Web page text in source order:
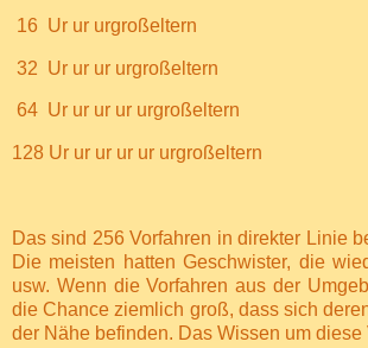
16 Ur ur urgroßeltern
32 Ur ur ur urgroßeltern
64 Ur ur ur ur urgroßeltern
128 Ur ur ur ur ur urgroßeltern
Das sind 256 Vorfahren in direkter Linie
Die meisten hatten Geschwister, die
usw. Wenn die Vorfahren aus der
die Chance ziemlich groß, dass sich
der Nähe befinden. Das Wissen um diese